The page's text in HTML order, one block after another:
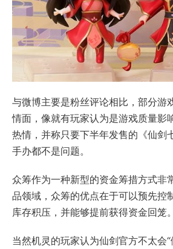
与微博主要是粉丝评论相比，部分游
情面，像就有玩家认为是游戏质量影
热情，并称只要下半年发售的《仙剑
手办都不是问题。
众筹作为一种新型的资金筹措方式非
品领域，众筹的优点在于可以预先控
库存积压，并能够提前获得资金回笼。
当然机灵的玩家认为仙剑官方不太会